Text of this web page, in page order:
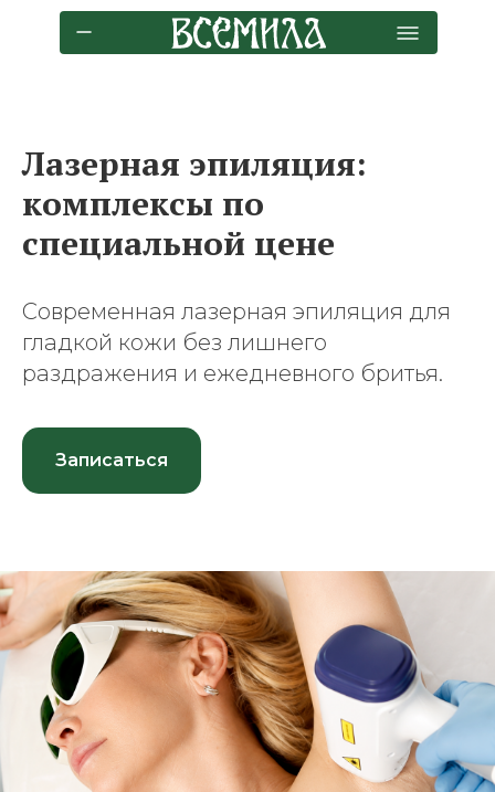
Лазерная эпиляция:
комплексы по
специальной цене
Современная лазерная эпиляция для
гладкой кожи без лишнего
раздражения и ежедневного бритья.
Записаться